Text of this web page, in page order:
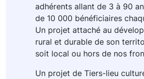
adhérents allant de 3 à 90
de 10 000 bénéficiaires
Un projet attaché au
rural et durable de son
soit local ou hors de nos
Un projet de Tiers-lieu